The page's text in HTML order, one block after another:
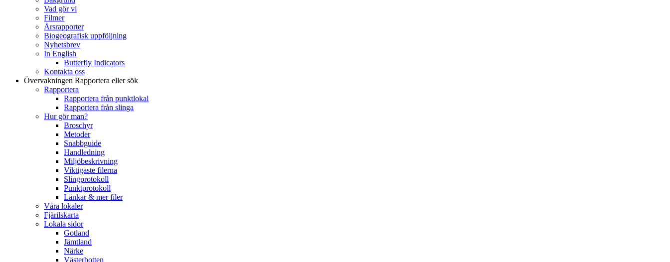
Vad gör vi
Filmer
Årsrapporter
Biogeografisk uppföljning
Nyhetsbrev
In English
Butterfly Indicators
Kontakta oss
Övervakningen Rapportera eller sök
Rapportera
Rapportera från punktlokal
Rapportera från slinga
Hur gör man?
Broschyr
Metoder
Snabbguide
Handledning
Miljöbeskrivning
Viktigaste filerna
Slingprotokoll
Punktprotokoll
Länkar & mer filer
Våra lokaler
Fjärilskarta
Lokala sidor
Gotland
Jämtland
Närke
Västerbotten